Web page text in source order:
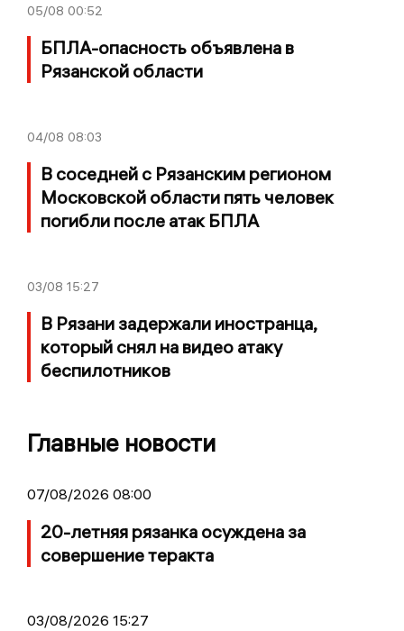
05/08 00:52
БПЛА-опасность объявлена в
Рязанской области
04/08 08:03
В соседней с Рязанским регионом
Московской области пять человек
погибли после атак БПЛА
03/08 15:27
В Рязани задержали иностранца,
который снял на видео атаку
беспилотников
Главные новости
07/08/2026 08:00
20-летняя рязанка осуждена за
совершение теракта
03/08/2026 15:27